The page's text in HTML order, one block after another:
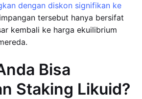
dengan diskon signifikan ke
tersebut hanya bersifat
kembali ke harga ekuilibrium
Bisa
Staking Likuid?